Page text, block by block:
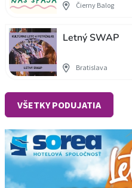
Čierny Balog
Letný SWAP
Bratislava
VŠETKY PODUJATIA